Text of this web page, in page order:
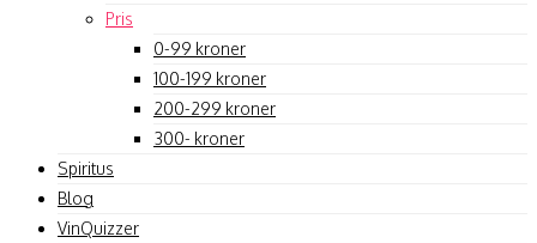
Pris
0-99 kroner
100-199 kroner
200-299 kroner
300- kroner
Spiritus
Blog
VinQuizzer